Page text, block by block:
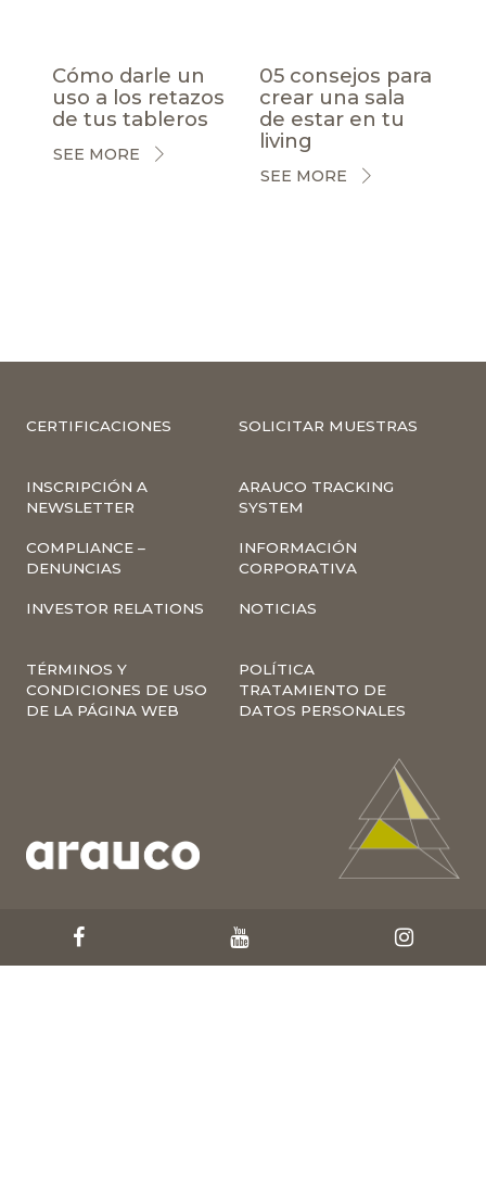
Cómo darle un
uso a los retazos
de tus tableros
SEE MORE
05 consejos para
crear una sala
de estar en tu
living
SEE MORE
CERTIFICACIONES SOLICITAR MUESTRAS
INSCRIPCIÓN A
NEWSLETTER
ARAUCO TRACKING
SYSTEM
COMPLIANCE –
DENUNCIAS
INFORMACIÓN
CORPORATIVA
INVESTOR RELATIONS NOTICIAS
TÉRMINOS Y
CONDICIONES DE USO
DE LA PÁGINA WEB
POLÍTICA
TRATAMIENTO DE
DATOS PERSONALES